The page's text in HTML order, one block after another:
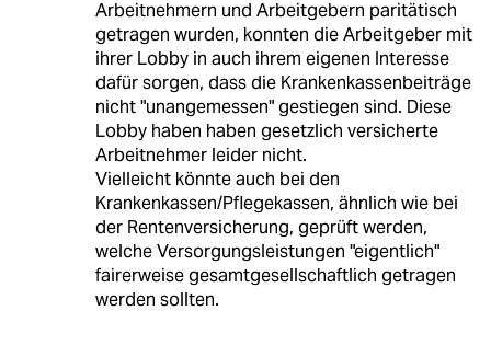
Arbeitnehmern und Arbeitgebern paritätisch
getragen wurden, konnten die Arbeitgeber mit
ihrer Lobby in auch ihrem eigenen Interesse
dafür sorgen, dass die Krankenkassenbeiträge
nicht "unangemessen" gestiegen sind. Diese
Lobby haben haben gesetzlich versicherte
Arbeitnehmer leider nicht.
Vielleicht könnte auch bei den
Krankenkassen/Pflegekassen, ähnlich wie bei
der Rentenversicherung, geprüft werden,
welche Versorgungsleistungen "eigentlich"
fairerweise gesamtgesellschaftlich getragen
werden sollten.